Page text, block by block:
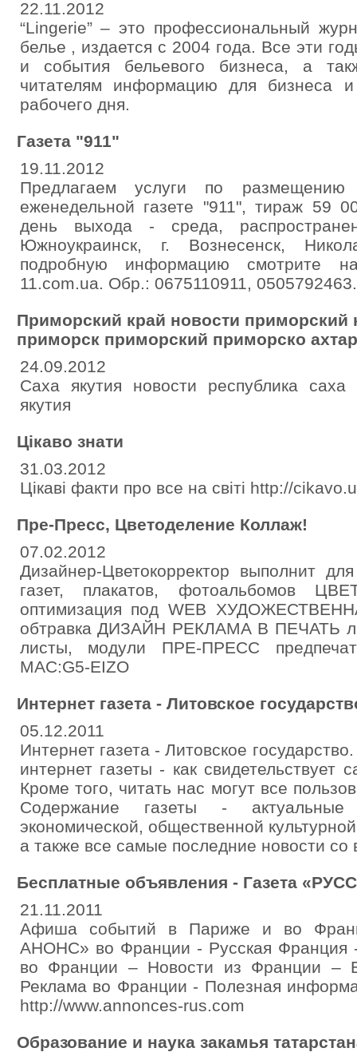
22.11.2012
“Lingerie” – это профессиональный
белье , издается с 2004 года. Все эти
и события бельевого бизнеса, а
читателям информацию для бизнеса
рабочего дня.
Газета "911"
19.11.2012
Предлагаем услуги по
еженедельной газете "911", тирaж 59
день выхода - среда,
Южноукраинск, г. Вознесенск,
подробную информацию смотрите
11.com.ua. Обр.: 0675110911, 0505792463.
Приморский край новости приморский
приморск приморский приморско
24.09.2012
Саха якутия новости республика саха
якутия
Цікаво знати
31.03.2012
Цікаві факти про все на світі http://
Пре-Пресс, Цветоделение Коллаж!
07.02.2012
Дизайнер-Цветокорректор выполнит
газет, плакатов, фотоальбомов
оптимизация под WEB
обтравка ДИЗАЙН РЕКЛАМА В ПЕЧАТЬ
листы, модули ПРЕ-ПРЕСС
MAC:G5-EIZO
Интернет газета - Литовское
05.12.2011
Интернет газета - Литовское
интернет газеты - как свидетельствует
Кроме того, читать нас могут все
Содержание газеты - актуальные
экономической, общественной
а также все самые последние новости со
Бесплатные объявления - Газета
21.11.2011
Афиша событий в Париже и во
АНОНС» во Франции - Русская Франция
во Франции – Новости из Франции –
Реклама во Франции - Полезная
http://www.annonces-rus.com
Образование и наука закамья